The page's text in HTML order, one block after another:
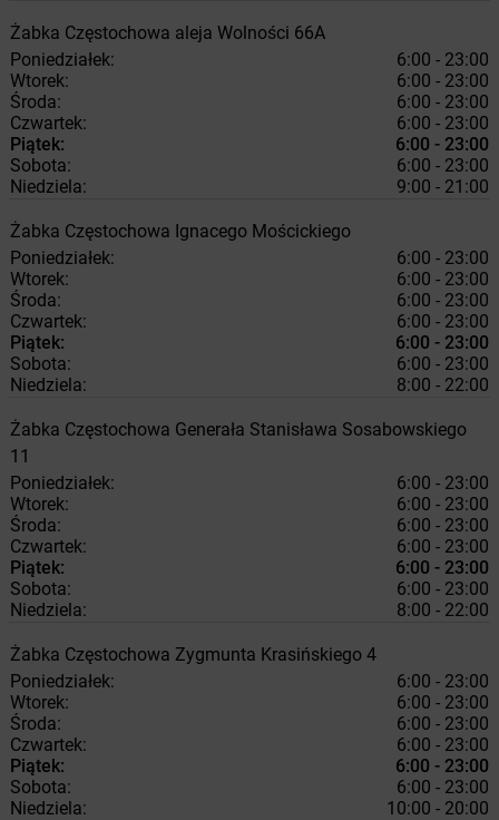
Żabka Częstochowa aleja Wolności 66A
Poniedziałek:
6:00 - 23:00
Wtorek:
6:00 - 23:00
Środa:
6:00 - 23:00
Czwartek:
6:00 - 23:00
Piątek:
6:00 - 23:00
Sobota:
6:00 - 23:00
Niedziela:
9:00 - 21:00
Żabka Częstochowa Ignacego Mościckiego
Poniedziałek:
6:00 - 23:00
Wtorek:
6:00 - 23:00
Środa:
6:00 - 23:00
Czwartek:
6:00 - 23:00
Piątek:
6:00 - 23:00
Sobota:
6:00 - 23:00
Niedziela:
8:00 - 22:00
Żabka Częstochowa Generała Stanisława Sosabowskiego
11
Poniedziałek:
6:00 - 23:00
Wtorek:
6:00 - 23:00
Środa:
6:00 - 23:00
Czwartek:
6:00 - 23:00
Piątek:
6:00 - 23:00
Sobota:
6:00 - 23:00
Niedziela:
8:00 - 22:00
Żabka Częstochowa Zygmunta Krasińskiego 4
Poniedziałek:
6:00 - 23:00
Wtorek:
6:00 - 23:00
Środa:
6:00 - 23:00
Czwartek:
6:00 - 23:00
Piątek:
6:00 - 23:00
Sobota:
6:00 - 23:00
Niedziela:
10:00 - 20:00